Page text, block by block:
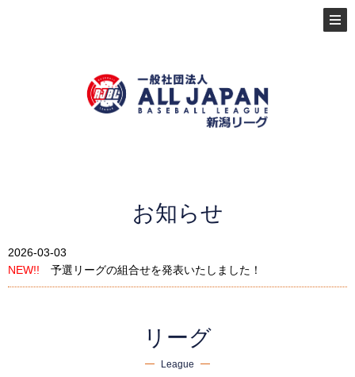
お知らせ
2026-03-03
NEW!! 予選リーグの組合せを発表いたしました！
リーグ
League